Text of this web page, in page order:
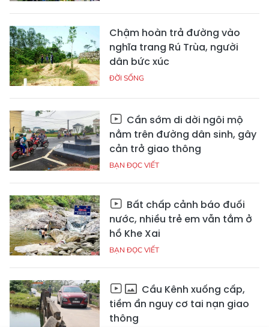
Chậm hoàn trả đường vào
nghĩa trang Rú Trùa, người
dân bức xúc
ĐỜI SỐNG
Cần sớm di dời ngôi mộ
nằm trên đường dân sinh, gây
cản trở giao thông
BẠN ĐỌC VIẾT
Bất chấp cảnh báo đuối
nước, nhiều trẻ em vẫn tắm ở
hồ Khe Xai
BẠN ĐỌC VIẾT
Cầu Kênh xuống cấp,
tiềm ẩn nguy cơ tai nạn giao
thông